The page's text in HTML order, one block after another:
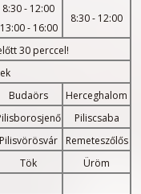
8:30 - 12:00
13:00 - 16:00
8:30 - 12:00
30 perccel!
Budaörs
Herceghalom
Piliscsaba
Pilisvörösvár
Remeteszőlős
Tök
Üröm